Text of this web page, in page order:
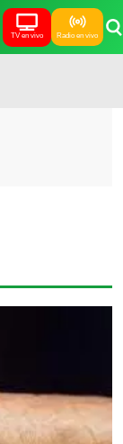
TV en vivo Radio en vivo